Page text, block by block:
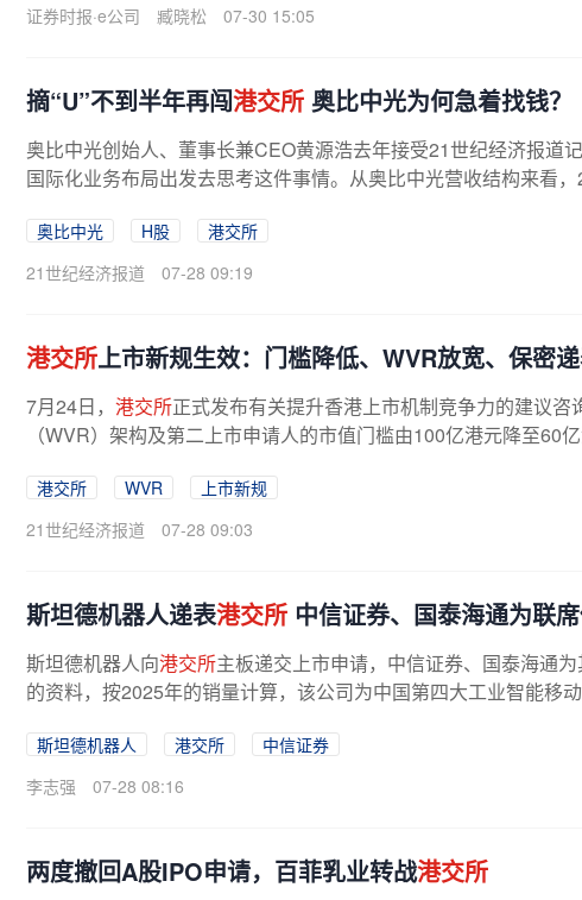
证券时报·e公司
臧晓松 07-30 15:05
摘“U”不到半年再闯港交所 奥比中光为何急着找钱？
奥比中光创始人、董事长兼CEO黄源浩去年接受21世纪经济报道
国际化业务布局出发去思考这件事情。从奥比中光营收结构来看
奥比中光 H股
港交所
21世纪经济报道
07-28 09:19
港交所上市新规生效：门槛降低、WVR放宽、保密
7月24日， 港交所正式发布有关提升香港上市机制竞争力的建议
（WVR）架构及第二上市申请人的市值门槛由100亿港元降至60
港交所 WVR
上市新规
21世纪经济报道
07-28 09:03
斯坦德机器人递表港交所 中信证券、国泰海通为联
斯坦德机器人向港交所主板递交上市申请，中信证券、国泰海通
的资料，按2025年的销量计算，该公司为中国第四大工业智能移
斯坦德机器人 港交所
中信证券
李志强
07-28 08:16
两度撤回A股IPO申请，百菲乳业转战港交所